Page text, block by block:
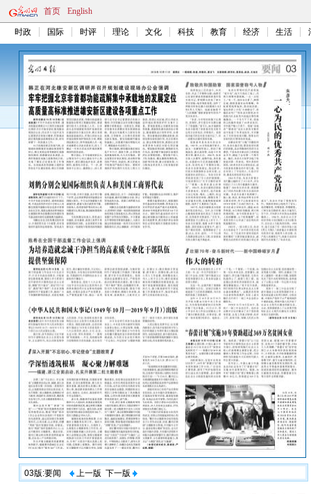
首页 English
时政 国际 时评 理论 文化 科技 教育 经济 生活
03版:要闻 上一版 下一版